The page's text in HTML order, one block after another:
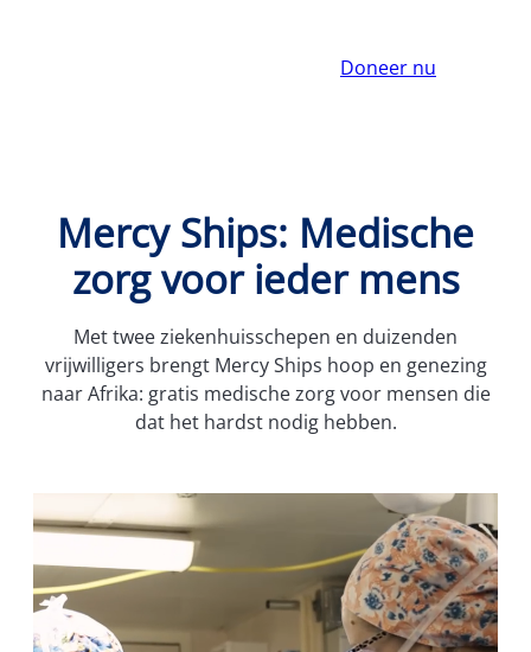
Doneer nu
Mercy Ships: Medische
zorg voor ieder mens
Met twee ziekenhuisschepen en duizenden
vrijwilligers brengt Mercy Ships hoop en genezing
naar Afrika: gratis medische zorg voor mensen die
dat het hardst nodig hebben.